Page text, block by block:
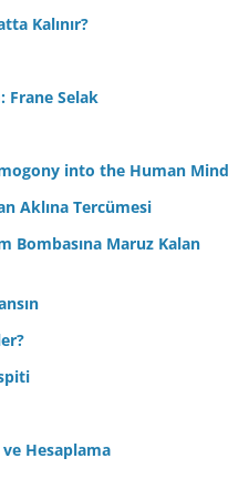
Kalınır?
Frane Selak
into the Human Mind
Aklına Tercümesi
Bombasına Maruz Kalan
Hesaplama